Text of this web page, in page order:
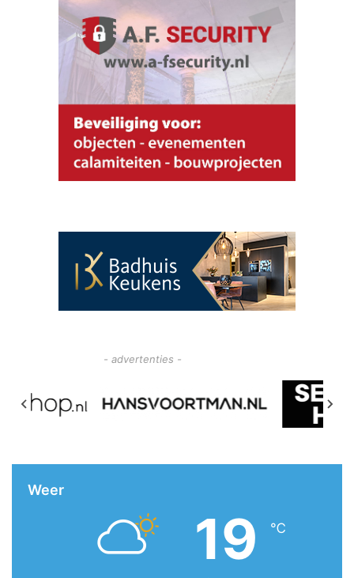
- advertenties -
Weer
19 ℃